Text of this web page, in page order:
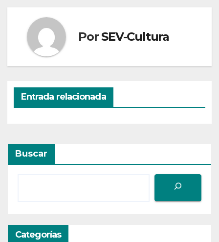
Por SEV-Cultura
Entrada relacionada
Buscar
Categorías